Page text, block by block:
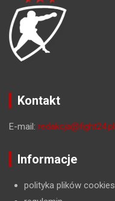
Kontakt
E-mail: redakcja@fight24.pl
Informacje
polityka plików cookies